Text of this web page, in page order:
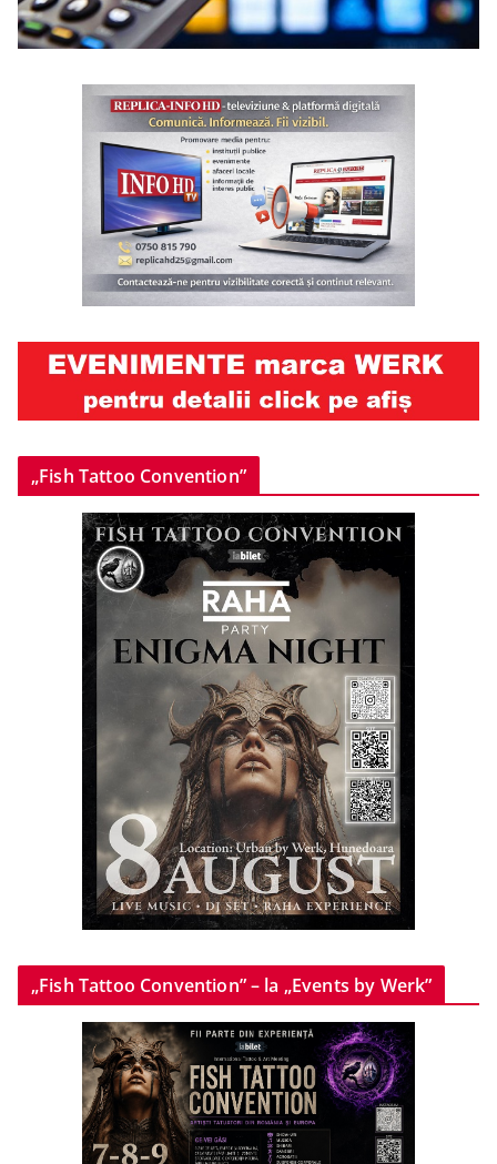
„Fish Tattoo Convention”
„Fish Tattoo Convention” – la „Events by Werk”